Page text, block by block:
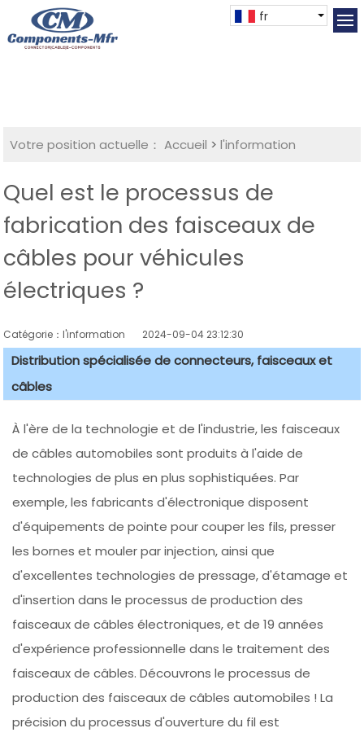
fr
Votre position actuelle： Accueil >l'information
Quel est le processus de
fabrication des faisceaux de
câbles pour véhicules
électriques ?
Catégorie：l'information 2024-09-04 23:12:30
Distribution spécialisée de connecteurs, faisceaux et
câbles
À l'ère de la technologie et de l'industrie, les faisceaux
de câbles automobiles sont produits à l'aide de
technologies de plus en plus sophistiquées. Par
exemple, les fabricants d'électronique disposent
d'équipements de pointe pour couper les fils, presser
les bornes et mouler par injection, ainsi que
d'excellentes technologies de pressage, d'étamage et
d'insertion dans le processus de production des
faisceaux de câbles électroniques, et de 19 années
d'expérience professionnelle dans le traitement des
faisceaux de câbles. Découvrons le processus de
production des faisceaux de câbles automobiles ! La
précision du processus d'ouverture du fil est